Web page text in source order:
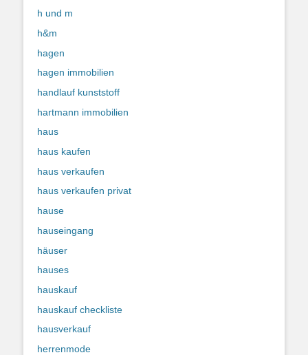
h und m
h&m
hagen
hagen immobilien
handlauf kunststoff
hartmann immobilien
haus
haus kaufen
haus verkaufen
haus verkaufen privat
hause
hauseingang
häuser
hauses
hauskauf
hauskauf checkliste
hausverkauf
herrenmode